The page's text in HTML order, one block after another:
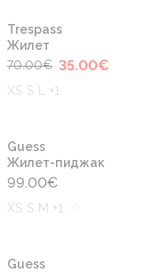
Trespass
Жилет
70.00€ 35.00€
XS S L +1
Guess
Жилет-пиджак
99.00€
XS S M +1
Guess